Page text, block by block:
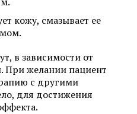
кожу, смазывает ее
в зависимости от
При желании пациент
с другими
для достижения